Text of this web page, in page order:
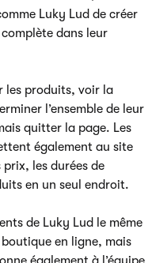
Luky Lud de créer
dans leur
les produits, voir la
l’ensemble de leur
quitter la page. Les
également au site
prix, les durées de
en un seul endroit.
de Luky Lud le même
en ligne, mais